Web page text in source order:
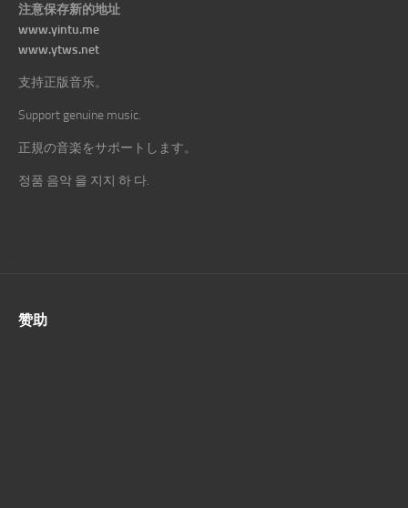
注意保存新的地址
www.yintu.me
www.ytws.net
支持正版音乐。
Support genuine music.
正規の音楽をサポートします。
정품 음악 을 지지 하 다.
赞助